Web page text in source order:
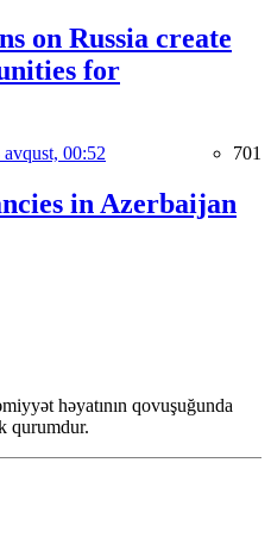
on Russia create
for
avqust, 00:52 701
in Azerbaijan
həyatının qovuşuğunda
qurumdur.